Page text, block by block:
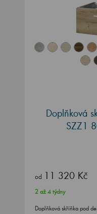
Doplňková
SZZ1
od 11 320 Kč
2 až 4 týdny
Doplňková skříňka pod